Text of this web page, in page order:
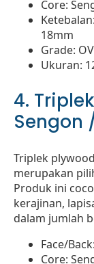
Core:
18mm
Grade:
Ukuran:
4.
Sengon
Triplek
merupakan
Produk ini
kerajinan,
dalam jumlah
Face/
Core: